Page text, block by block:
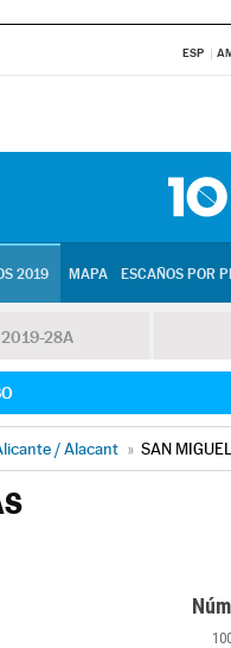
ESP
2019 MAPA ESCAÑOS POR
2019-28A
/ Alacant » SAN